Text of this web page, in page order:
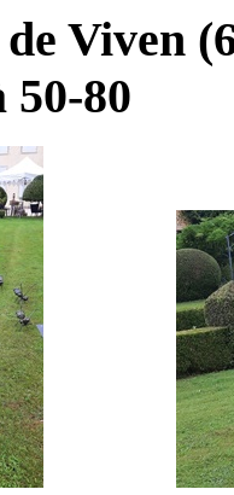
Viven
50-80